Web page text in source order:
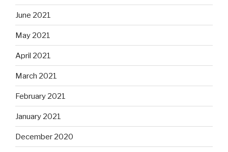
June 2021
May 2021
April 2021
March 2021
February 2021
January 2021
December 2020